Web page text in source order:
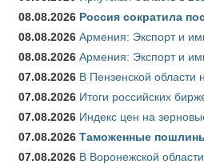
08.08.2026 Россия сократила
08.08.2026 Армения: Экспорт и
08.08.2026 Армения: Экспорт и
07.08.2026 В Пензенской области
07.08.2026 Итоги российских
07.08.2026 Индекс цен на
07.08.2026 Таможенные пошлины
07.08.2026 В Воронежской